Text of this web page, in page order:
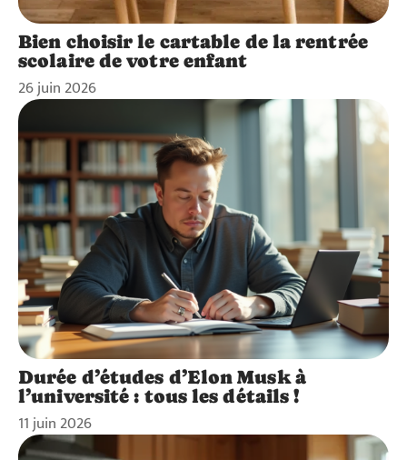
Bien choisir le cartable de la rentrée
scolaire de votre enfant
26 juin 2026
Durée d’études d’Elon Musk à
l’université : tous les détails !
11 juin 2026